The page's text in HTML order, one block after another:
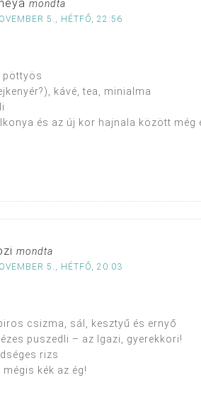
mondta
5., HÉTFŐ, 22:56
pöttyös
kávé, tea, minialma
és az új kor hajnala között
mondta
5., HÉTFŐ, 20:03
csizma, sál, kesztyű és ernyő
puszedli – az Igazi, gyerekkori!
rizs
kék az ég!